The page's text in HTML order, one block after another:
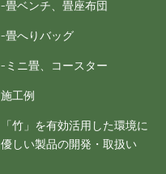
-畳ベンチ、畳座布団
-畳へりバッグ
-ミニ畳、コースター
施工例
「竹」を有効活用した環境に
優しい製品の開発・取扱い